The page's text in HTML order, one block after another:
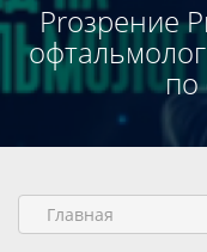
Proзрение
по
Главная